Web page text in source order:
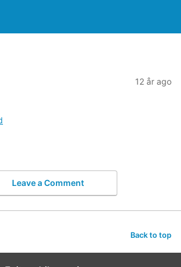
12 år ago
Leave a Comment
Back to top